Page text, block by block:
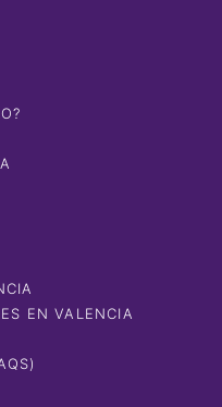
EN VALENCIA